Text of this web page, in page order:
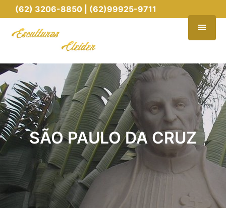
(62) 3206-8850 | (62)99925-9711
SÃO PAULO DA CRUZ